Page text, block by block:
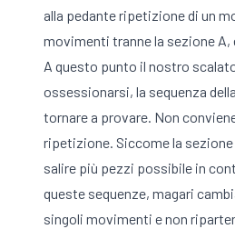
alla pedante ripetizione di un
movimenti tranne la sezione A,
A questo punto il nostro
ossessionarsi, la sequenza
tornare a provare. Non
ripetizione. Siccome la sezione
salire più pezzi possibile in
queste sequenze, magari
singoli movimenti e non